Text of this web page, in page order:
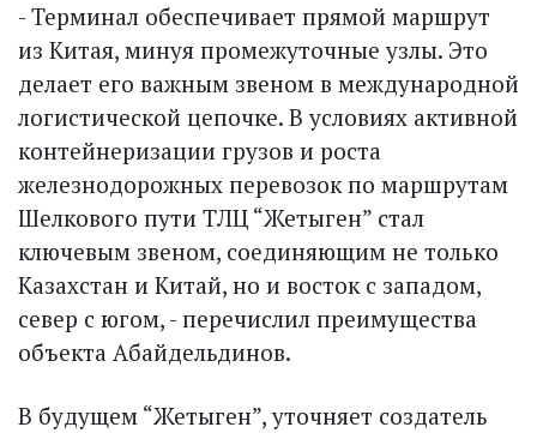
- Терминал обеспечивает прямой маршрут
из Китая, минуя промежуточные узлы. Это
делает его важным звеном в международной
логистической цепочке. В условиях активной
контейнеризации грузов и рос­та
железнодорожных перевозок по маршрутам
Шелкового пути ТЛЦ “Жетыген” стал
ключевым звеном, соединяющим не только
Казахстан и Китай, но и восток с западом,
север с югом, - перечислил преимущества
объекта Абайдельдинов.
В будущем “Жетыген”, уточняет создатель